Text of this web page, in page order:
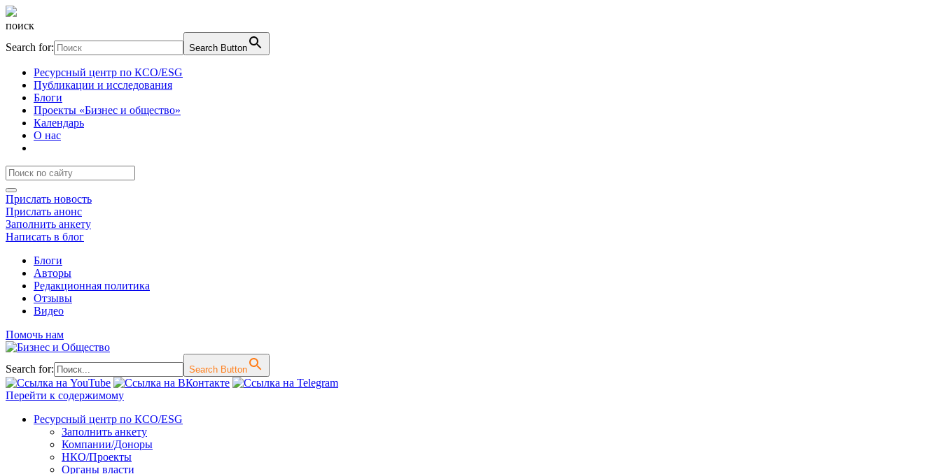
поиск
Search for:
Search Button
Ресурсный центр по КСО/ESG
Публикации и исследования
Блоги
Проекты «Бизнес и общество»
Календарь
О нас
Прислать новость
Прислать анонс
Заполнить анкету
Написать в блог
Блоги
Авторы
Редакционная политика
Отзывы
Видео
Помочь нам
Search for: Search Button
Перейти к содержимому
Ресурсный центр по КСО/ESG
Заполнить анкету
Компании/Доноры
НКО/Проекты
Органы власти